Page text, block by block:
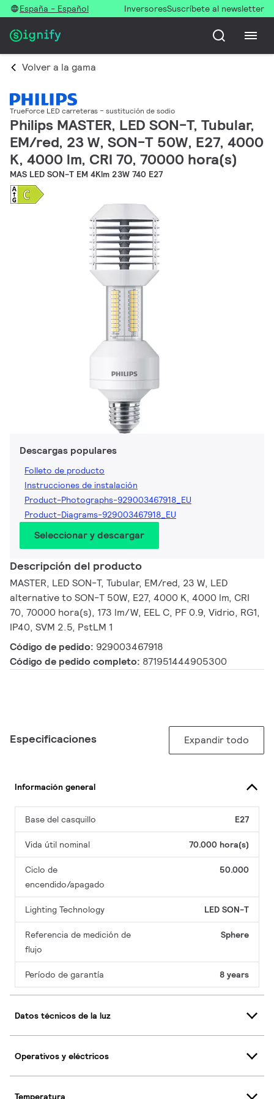
España - Español InversoresSuscríbete al newsletter
Volver a la gama
TrueForce LED carreteras – sustitución de sodio
Philips MASTER, LED SON-T, Tubular,
EM/red, 23 W, SON-T 50W, E27, 4000
K, 4000 lm, CRI 70, 70000 hora(s)
MAS LED SON-T EM 4Klm 23W 740 E27
Descargas populares
Folleto de producto
Instrucciones de instalación
Product-Photographs-929003467918_EU
Product-Diagrams-929003467918_EU
Seleccionar y descargar
Descripción del producto
MASTER, LED SON-T, Tubular, EM/red, 23 W, LED
alternative to SON-T 50W, E27, 4000 K, 4000 lm, CRI
70, 70000 hora(s), 173 lm/W, EEL C, PF 0.9, Vidrio, RG1,
IP40, SVM 2.5, PstLM 1
Código de pedido: 929003467918
Código de pedido completo: 871951444905300
Especificaciones Expandir todo
Información general
Base del casquillo E27
Vida útil nominal 70.000 hora(s)
Ciclo de
encendido/apagado
50.000
Lighting Technology LED SON-T
Referencia de medición de
flujo
Sphere
Período de garantía 8 years
Datos técnicos de la luz
Operativos y eléctricos
Temperatura